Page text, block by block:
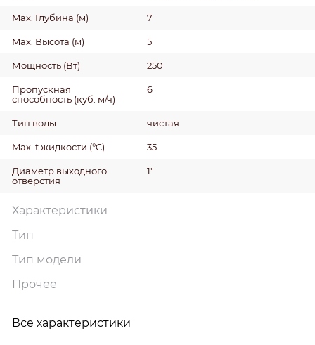
Max. Глубина (м) 7
Max. Высота (м) 5
Мощность (Вт) 250
Пропускная
способность (куб. м/ч)
6
Тип воды чистая
Max. t жидкости (°C) 35
Диаметр выходного
отверстия
1"
Характеристики
Тип
Тип модели
Прочее
Все характеристики